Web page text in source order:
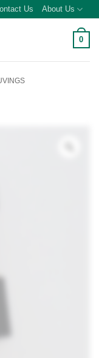
Us About Us
0